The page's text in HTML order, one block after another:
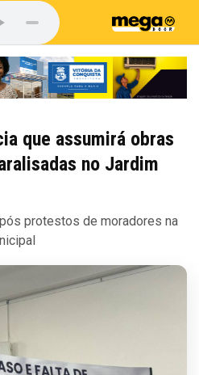
que assumirá obras
no Jardim
protestos de moradores na